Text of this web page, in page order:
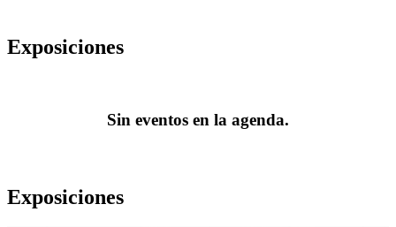
Exposiciones
Sin eventos en la agenda.
Exposiciones